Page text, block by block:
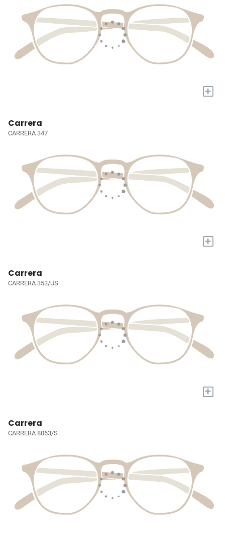
+
Carrera
CARRERA 347
+
Carrera
CARRERA 353/US
+
Carrera
CARRERA 8063/S